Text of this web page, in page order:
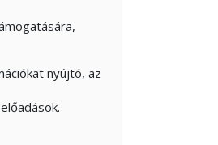
nyújtó, az